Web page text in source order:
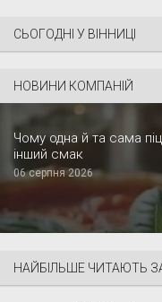
СЬОГОДНІ У ВІННИЦІ
НОВИНИ КОМПАНІЙ
Чому одна й та сама
інший смак
06 серпня 2026
НАЙБІЛЬШЕ ЧИТАЮТЬ